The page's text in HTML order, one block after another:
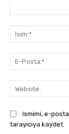
Ismimi, e-
tarayıcıya kaydet.